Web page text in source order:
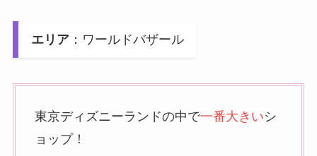
エリア：ワールドバザール
東京ディズニーランドの中で一番大きいシ
ョップ！